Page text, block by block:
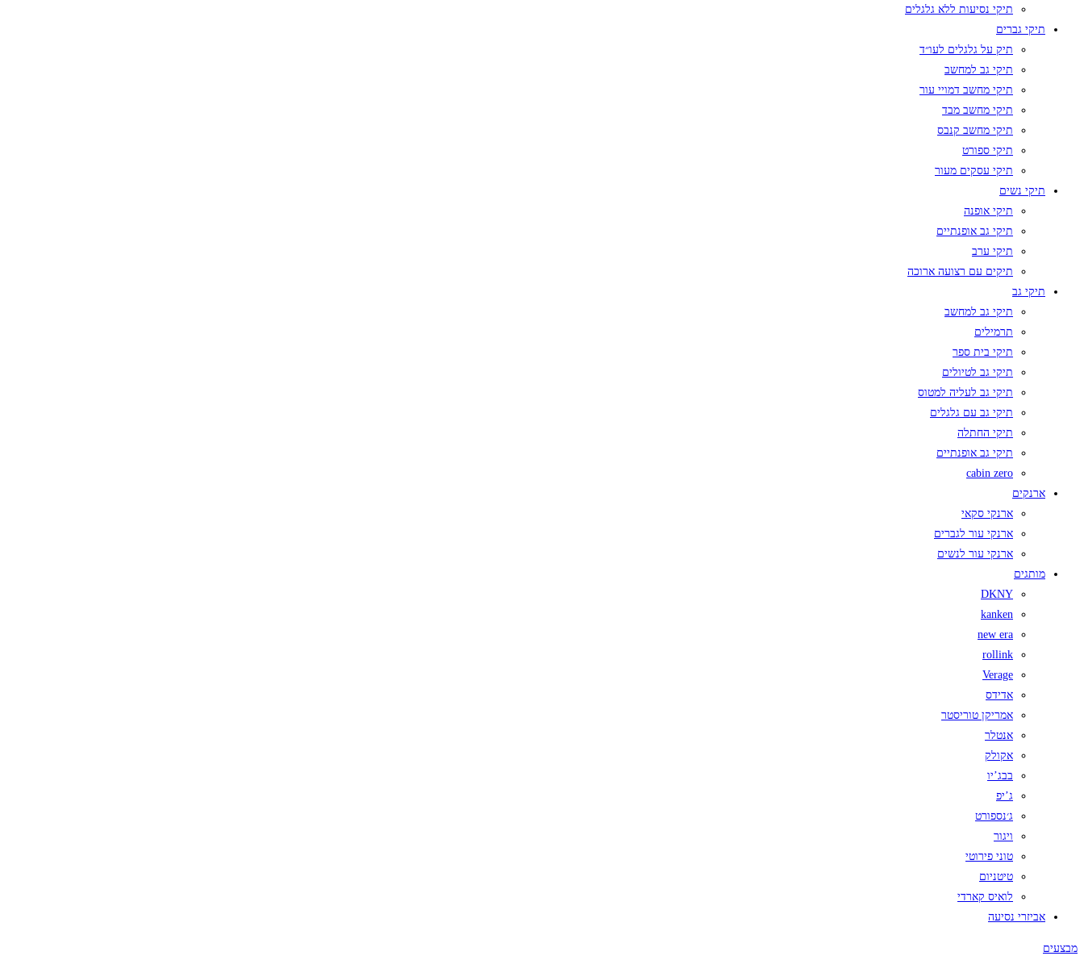
תיקי נסיעות ללא גלגלים
תיקי גברים
תיק על גלגלים לעו״ד
תיקי גב למחשב
תיקי מחשב דמויי עור
תיקי מחשב מבד
תיקי מחשב קנבס
תיקי ספורט
תיקי עסקים מעור
תיקי נשים
תיקי אופנה
תיקי גב אופנתיים
תיקי ערב
תיקים עם רצועה ארוכה
תיקי גב
תיקי גב למחשב
תרמילים
תיקי בית ספר
תיקי גב לטיולים
תיקי גב לעליה למטוס
תיקי גב עם גלגלים
תיקי החתלה
תיקי גב אופנתיים
cabin zero
ארנקים
ארנקי סקאי
ארנקי עור לגברים
ארנקי עור לנשים
מותגים
DKNY
kanken
new era
rollink
Verage
אדידס
אמריקן טוריסטר
אנטלר
אקולק
בבג’יו
ג’יפ
ג׳נספורט
ויגור
טוני פירוטי
טיטניום
לואיס קארדי
אביזרי נסיעה
מבצעים